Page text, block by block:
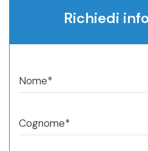
Richiedi
Nome*
Cognome*